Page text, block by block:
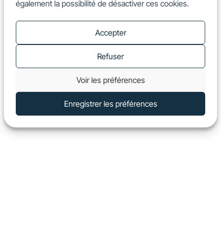
également la possibilité de désactiver ces cookies.
Accepter
Refuser
Voir les préférences
Enregistrer les préférences